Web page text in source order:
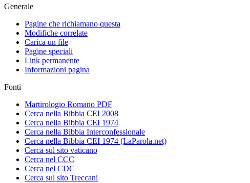
Generale
Pagine che richiamano questa
Modifiche correlate
Carica un file
Pagine speciali
Link permanente
Informazioni pagina
Fonti
Martirologio Romano PDF
Cerca nella Bibbia CEI 2008
Cerca nella Bibbia CEI 1974
Cerca nella Bibbia Interconfessionale
Cerca nella Bibbia CEI 1974 (LaParola.net)
Cerca sul sito vaticano
Cerca nel CCC
Cerca nel CDC
Cerca sul sito Treccani